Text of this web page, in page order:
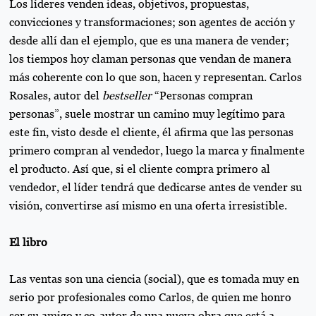
Los líderes venden ideas, objetivos, propuestas,
convicciones y transformaciones; son agentes de acción y
desde allí dan el ejemplo, que es una manera de vender;
los tiempos hoy claman personas que vendan de manera
más coherente con lo que son, hacen y representan. Carlos
Rosales, autor del bestseller“Personas compran
personas”, suele mostrar un camino muy legítimo para
este fin, visto desde el cliente, él afirma que las personas
primero compran al vendedor, luego la marca y finalmente
el producto. Así que, si el cliente compra primero al
vendedor, el líder tendrá que dedicarse antes de vender su
visión, convertirse así mismo en una oferta irresistible.
El libro
Las ventas son una ciencia (social), que es tomada muy en
serio por profesionales como Carlos, de quien me honro